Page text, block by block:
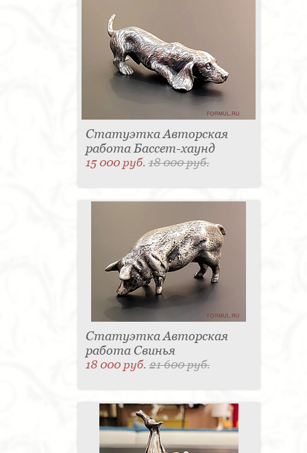
Статуэтка Авторская
работа Бассет-хаунд
15 000 руб.18 000 руб.
Статуэтка Авторская
работа Свинья
18 000 руб.21 600 руб.